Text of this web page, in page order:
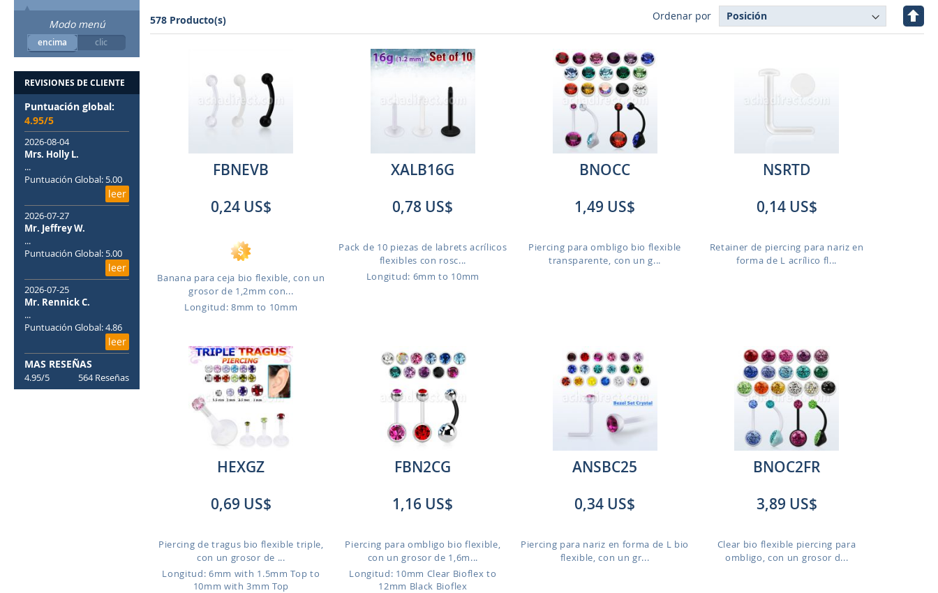
578 Producto(s) Ordenar por
Fijar
FBNEVB
0,24 US$
Banana para ceja bio flexible, con un
grosor de 1,2mm con...
Longitud: 8mm to 10mm
XALB16G
0,78 US$
Pack de 10 piezas de labrets acrílicos
flexibles con rosc...
Longitud: 6mm to 10mm
BNOCC
1,49 US$
Piercing para ombligo bio flexible
transparente, con un g...
NSRTD
0,14 US$
Retainer de piercing para nariz en
forma de L acrílico fl...
HEXGZ
0,69 US$
Piercing de tragus bio flexible triple,
con un grosor de ...
Longitud: 6mm with 1.5mm Top to
10mm with 3mm Top
FBN2CG
1,16 US$
Piercing para ombligo bio flexible,
con un grosor de 1,6m...
Longitud: 10mm Clear Bioflex to
12mm Black Bioflex
ANSBC25
0,34 US$
Piercing para nariz en forma de L bio
flexible, con un gr...
BNOC2FR
3,89 US$
Clear bio flexible piercing para
ombligo, con un grosor d...
Modo menú
encima clic
REVISIONES DE CLIENTE
Puntuación global:
4.95/5
2026-08-04
Mrs. Holly L.
...
Puntuación Global: 5.00
leer
2026-07-27
Mr. Jeffrey W.
...
Puntuación Global: 5.00
leer
2026-07-25
Mr. Rennick C.
...
Puntuación Global: 4.86
leer
MAS RESEÑAS
4.95/5 564 Reseñas